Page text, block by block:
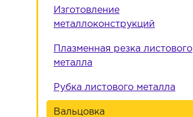
Изготовление
металлоконструкций
Плазменная резка листового
металла
Рубка листового металла
Вальцовка